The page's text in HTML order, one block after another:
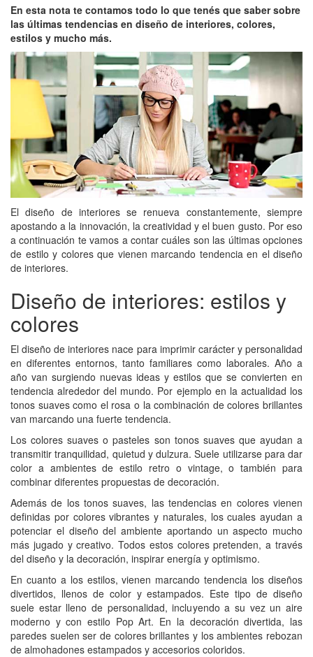
En esta nota te contamos todo lo que tenés que saber sobre
las últimas tendencias en diseño de interiores, colores,
estilos y mucho más.
El diseño de interiores se renueva constantemente, siempre
apostando a la innovación, la creatividad y el buen gusto. Por eso
a continuación te vamos a contar cuáles son las últimas opciones
de estilo y colores que vienen marcando tendencia en el diseño
de interiores.
Diseño de interiores: estilos y
colores
El diseño de interiores nace para imprimir carácter y personalidad
en diferentes entornos, tanto familiares como laborales. Año a
año van surgiendo nuevas ideas y estilos que se convierten en
tendencia alrededor del mundo. Por ejemplo en la actualidad los
tonos suaves como el rosa o la combinación de colores brillantes
van marcando una fuerte tendencia.
Los colores suaves o pasteles son tonos suaves que ayudan a
transmitir tranquilidad, quietud y dulzura. Suele utilizarse para dar
color a ambientes de estilo retro o vintage, o también para
combinar diferentes propuestas de decoración.
Además de los tonos suaves, las tendencias en colores vienen
definidas por colores vibrantes y naturales, los cuales ayudan a
potenciar el diseño del ambiente aportando un aspecto mucho
más jugado y creativo. Todos estos colores pretenden, a través
del diseño y la decoración, inspirar energía y optimismo.
En cuanto a los estilos, vienen marcando tendencia los diseños
divertidos, llenos de color y estampados. Este tipo de diseño
suele estar lleno de personalidad, incluyendo a su vez un aire
moderno y con estilo Pop Art. En la decoración divertida, las
paredes suelen ser de colores brillantes y los ambientes rebozan
de almohadones estampados y accesorios coloridos.